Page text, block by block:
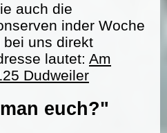
auch die
inder Woche
uns direkt
lautet: Am
Dudweiler
euch?"